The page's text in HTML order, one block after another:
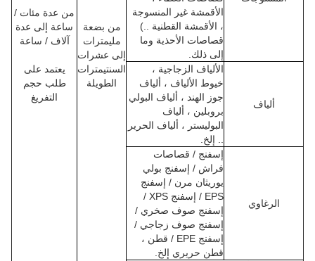
من بضعة
مليمترات
إلى عشرات
السنتيمترات
الطويلة
من عدة مئات /
ساعة إلى عدة
آلاف / ساعة
يعتمد على
طلب حجم
التفريغ
الأقمشة غير المنسوجة
، الأقمشة القطنية ..)
قصاصات الأحذية وما
إلى ذلك.
ألياف
الألياف الزجاجية ،
خيوط الألياف ، ألياف
جوز الهند ، ألياف البولي
بروبلين ، ألياف
البوليستر ، ألياف الحرير
.. إلخ.
الرغاوي
إسفنج / قصاصات
فراش / إسفنج بولي
يوريثان مرن / إسفنج
EPS / إسفنج XPS /
إسفنج صوف صخري /
إسفنج صوف زجاجي /
إسفنج EPE / قطن ،
قطن حريري إلخ.